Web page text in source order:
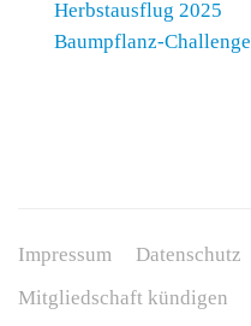
Herbstausflug 2025
Baumpflanz-Challenge
Impressum Datenschutz
Mitgliedschaft kündigen